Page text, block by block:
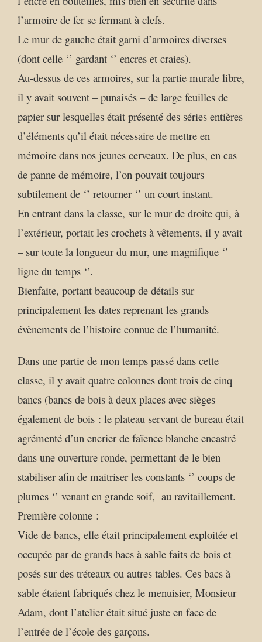
l’armoire de fer se fermant à clefs.
Le mur de gauche était garni d’armoires diverses
(dont celle ‘’ gardant ‘’ encres et craies).
Au-dessus de ces armoires, sur la partie murale libre,
il y avait souvent – punaisés – de large feuilles de
papier sur lesquelles était présenté des séries entières
d’éléments qu’il était nécessaire de mettre en
mémoire dans nos jeunes cerveaux. De plus, en cas
de panne de mémoire, l’on pouvait toujours
subtilement de ‘’ retourner ‘’ un court instant.
En entrant dans la classe, sur le mur de droite qui, à
l’extérieur, portait les crochets à vêtements, il y avait
– sur toute la longueur du mur, une magnifique ‘’
ligne du temps ‘’.
Bienfaite, portant beaucoup de détails sur
principalement les dates reprenant les grands
évènements de l’histoire connue de l’humanité.
Dans une partie de mon temps passé dans cette
classe, il y avait quatre colonnes dont trois de cinq
bancs (bancs de bois à deux places avec sièges
également de bois : le plateau servant de bureau était
agrémenté d’un encrier de faïence blanche encastré
dans une ouverture ronde, permettant de le bien
stabiliser afin de maitriser les constants ‘’ coups de
plumes ‘’ venant en grande soif, au ravitaillement.
Première colonne :
Vide de bancs, elle était principalement exploitée et
occupée par de grands bacs à sable faits de bois et
posés sur des tréteaux ou autres tables. Ces bacs à
sable étaient fabriqués chez le menuisier, Monsieur
Adam, dont l’atelier était situé juste en face de
l’entrée de l’école des garçons.